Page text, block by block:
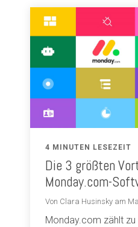
4 MINUTEN LESEZEIT
Die 3 größten
Monday.com-
Von Clara Husinsky am
Monday.com zählt